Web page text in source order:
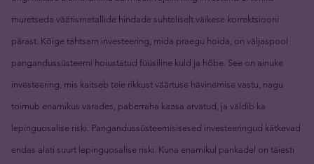
muretseda väärismetallide hindade suhteliselt väikese korrektsiooni
pärast. Kõige tähtsam investeering, mida praegu hoida, on väljaspool
pangandussüsteemi hoiustatud füüsiline kuld ja hõbe. See on ainuke
investeering, mis kaitseb teie rikkust väärtuse hävinemise vastu, nagu
toimub enamikus varades, paberraha kaasa arvatud, ja väldib ka
lepinguosalise riski. Pangandussüsteemisisesed investeeringud kätkevad
endas alati suurt lepinguosalise riski. Kuna enamikul pankadel on täiesti